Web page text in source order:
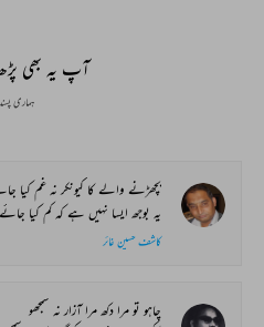
آپ یہ بھی
ہماری پسند
بچھڑنے والے کا کیونکر نہ غم کیا
یہ بوجھ ایسا نہیں ہے کہ کم کیا جائے
کاشف حسین غائر
چاہو تو مرا دکھ مرا آزار نہ سمجھو